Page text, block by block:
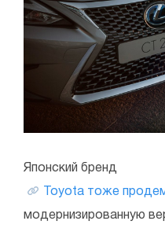
Японский бренд
Toyota тоже
модернизированную